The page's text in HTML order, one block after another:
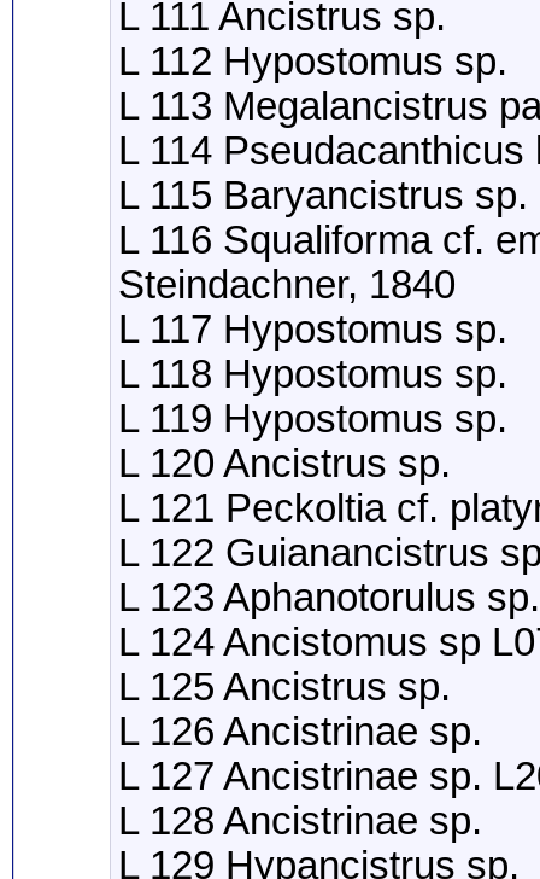
L 111 Ancistrus sp.
L 112 Hypostomus sp.
L 113 Megalancistrus
L 114
L 115 Baryancistrus sp.
L 116 Squaliforma cf.
Steindachner, 1840
L 117 Hypostomus sp.
L 118 Hypostomus sp.
L 119 Hypostomus sp.
L 120 Ancistrus sp.
L 121 Peckoltia cf.
L 122 Guianancistrus
L 123 Aphanotorulus sp.
L 124 Ancistomus sp
L 125 Ancistrus sp.
L 126 Ancistrinae sp.
L 127 Ancistrinae sp.
L 128 Ancistrinae sp.
L 129 Hypancistrus sp.